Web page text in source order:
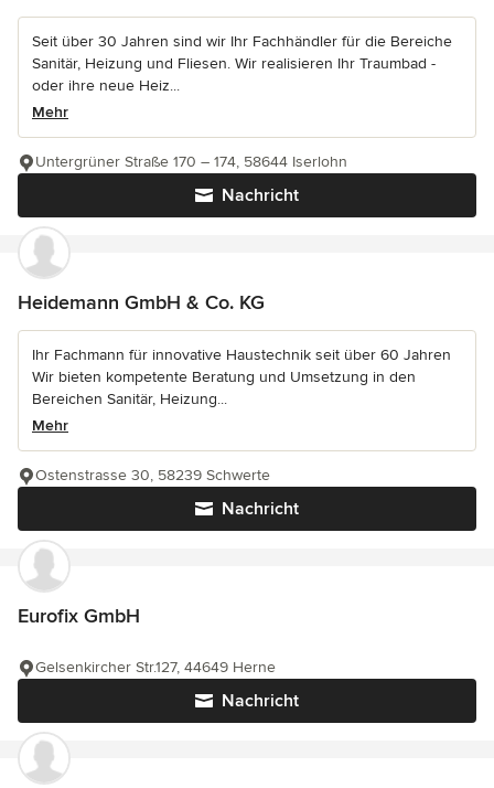
Seit über 30 Jahren sind wir Ihr Fachhändler für die Bereiche
Sanitär, Heizung und Fliesen. Wir realisieren Ihr Traumbad -
oder ihre neue Heiz...
Mehr
Nachricht
Untergrüner Straße 170 – 174, 58644 Iserlohn
Heidemann GmbH & Co. KG
Ihr Fachmann für innovative Haustechnik seit über 60 Jahren
Wir bieten kompetente Beratung und Umsetzung in den
Bereichen Sanitär, Heizung...
Mehr
Nachricht
Ostenstrasse 30, 58239 Schwerte
Eurofix GmbH
Nachricht
Gelsenkircher Str.127, 44649 Herne